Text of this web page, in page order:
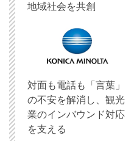
地域社会を共創
対面も電話も「言葉」
の不安を解消し、観光
業のインバウンド対応
を支える